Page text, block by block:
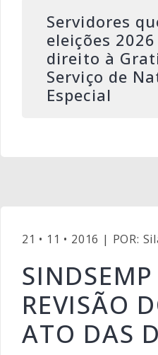
Servidores
eleições
direito à
Serviço de
Especial
21 • 11 • 2016 | POR:
REVISÃO
ATO DAS